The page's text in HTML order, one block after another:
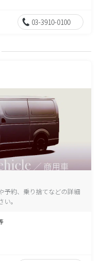
03-3910-0100
予約、乗り捨てなどの詳細
。